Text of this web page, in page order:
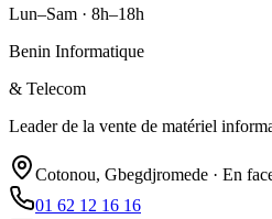
Lun–Sam · 8h–18h
Benin Informatique
& Telecom
Leader de la vente de matériel
Cotonou, Gbegdjromede · En
01 62 12 16 16